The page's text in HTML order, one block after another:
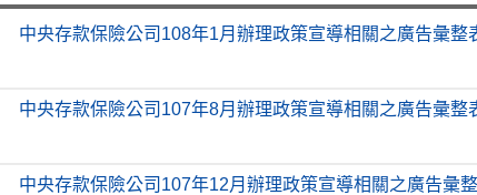
中央存款保險公司108年1月辦理政策宣導相關之廣告彙整
中央存款保險公司107年8月辦理政策宣導相關之廣告彙整
中央存款保險公司107年12月辦理政策宣導相關之廣告彙